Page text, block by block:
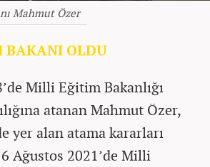
Mahmut Özer
OLDU
Milli Eğitim Bakanlığı
atanan Mahmut Özer,
yer alan atama kararları
Ağustos 2021’de Milli